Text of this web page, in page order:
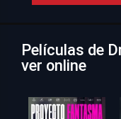
Películas de
ver online